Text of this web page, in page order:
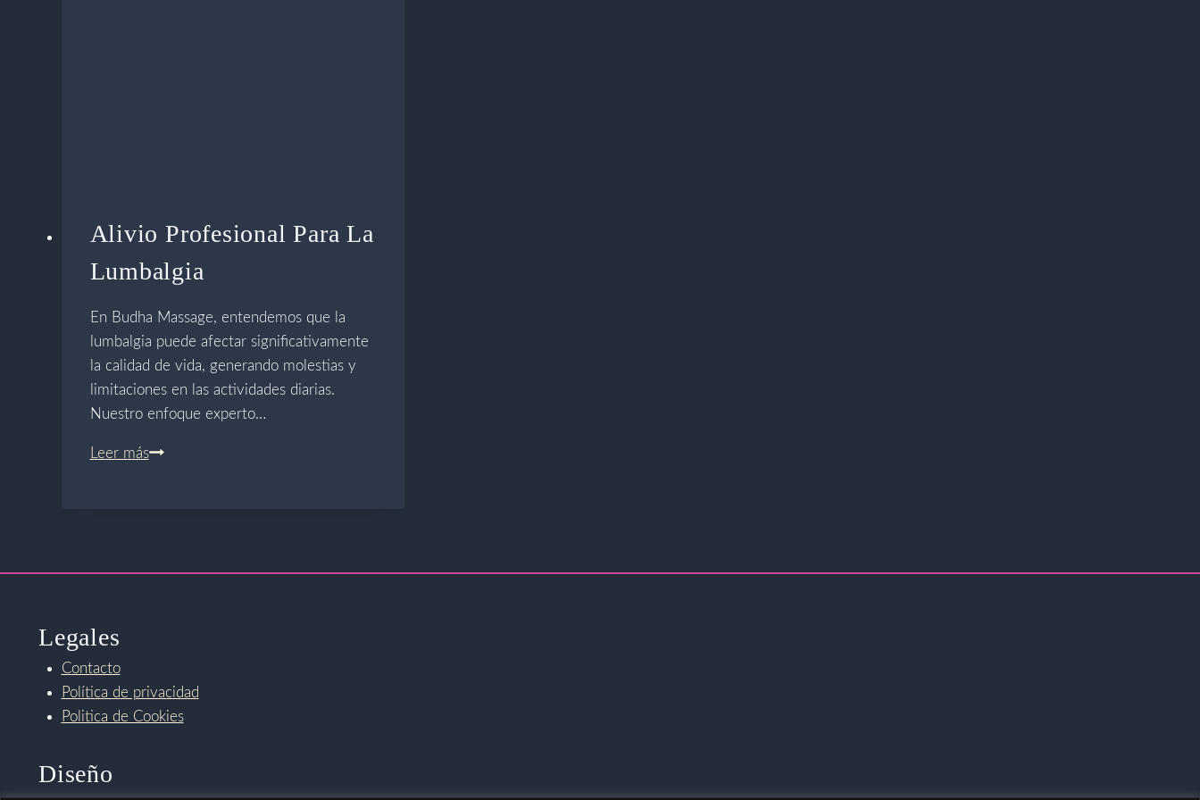
Alivio Profesional Para La
Lumbalgia
En Budha Massage, entendemos que la
lumbalgia puede afectar significativamente
la calidad de vida, generando molestias y
limitaciones en las actividades diarias.
Nuestro enfoque experto…
Leer másAlivio
Legales
Contacto
Política de privacidad
Politica de Cookies
Diseño